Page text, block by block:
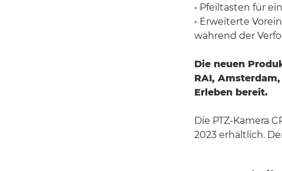
• Pfeiltasten für
• Erweiterte
während der
Die neuen
RAI,
Erleben bereit.
Die PTZ-Kamera
2023 erhältlich.